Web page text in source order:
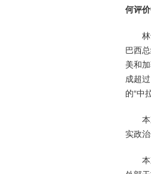
何评
巴西
美和
成超
的“中
实政